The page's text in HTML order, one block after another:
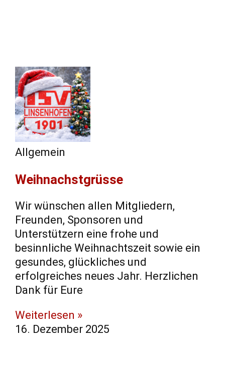
Allgemein
Weihnachstgrüsse
Wir wünschen allen Mitgliedern,
Freunden, Sponsoren und
Unterstützern eine frohe und
besinnliche Weihnachtszeit sowie ein
gesundes, glückliches und
erfolgreiches neues Jahr. Herzlichen
Dank für Eure
Weiterlesen »
16. Dezember 2025